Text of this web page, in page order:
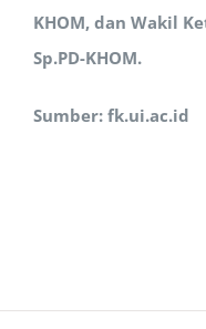
KHOM, dan Wakil
Sp.PD-KHOM.
Sumber: fk.ui.ac.id